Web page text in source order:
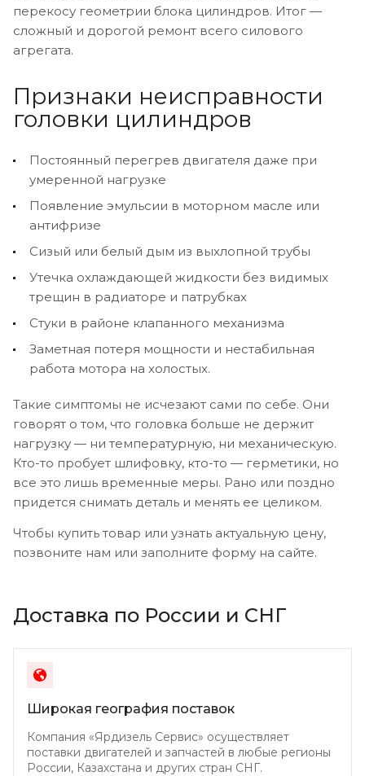
перекосу геометрии блока цилиндров. Итог —
сложный и дорогой ремонт всего силового
агрегата.
Признаки неисправности
головки цилиндров
Постоянный перегрев двигателя даже при
умеренной нагрузке
Появление эмульсии в моторном масле или
антифризе
Сизый или белый дым из выхлопной трубы
Утечка охлаждающей жидкости без видимых
трещин в радиаторе и патрубках
Стуки в районе клапанного механизма
Заметная потеря мощности и нестабильная
работа мотора на холостых.
Такие симптомы не исчезают сами по себе. Они
говорят о том, что головка больше не держит
нагрузку — ни температурную, ни механическую.
Кто-то пробует шлифовку, кто-то — герметики, но
все это лишь временные меры. Рано или поздно
придется снимать деталь и менять ее целиком.
Чтобы купить товар или узнать актуальную цену,
позвоните нам или заполните форму на сайте.
Доставка по России и СНГ
Широкая география поставок
Компания «Ярдизель Сервис» осуществляет
поставки двигателей и запчастей в любые регионы
России, Казахстана и других стран СНГ.